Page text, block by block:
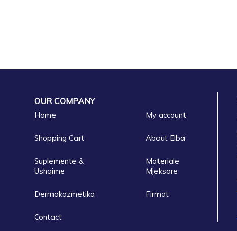
OUR COMPANY
Home My account
Shopping Cart About Elba
Suplemente &
Ushqime
Materiale
Mjeksore
Dermokozmetika Firmat
Contact